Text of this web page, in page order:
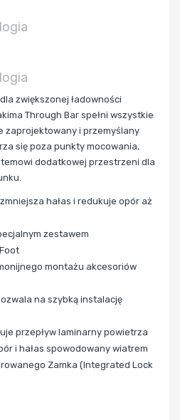
zwiększonej ładowności
Through Bar spełni wszystkie
zaprojektowany i przemyślany
się poza punkty mocowania,
dodatkowej przestrzeni dla
hałas i redukuje opór aż
zestawem
montażu akcesoriów
na szybką instalację
przepływ laminarny powietrza
i hałas spowodowany wiatrem
Zamka (Integrated Lock